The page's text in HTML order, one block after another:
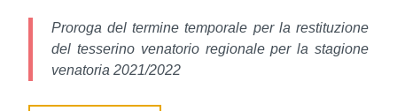
Proroga del termine temporale per la restituzione
del tesserino venatorio regionale per la stagione
venatoria 2021/2022